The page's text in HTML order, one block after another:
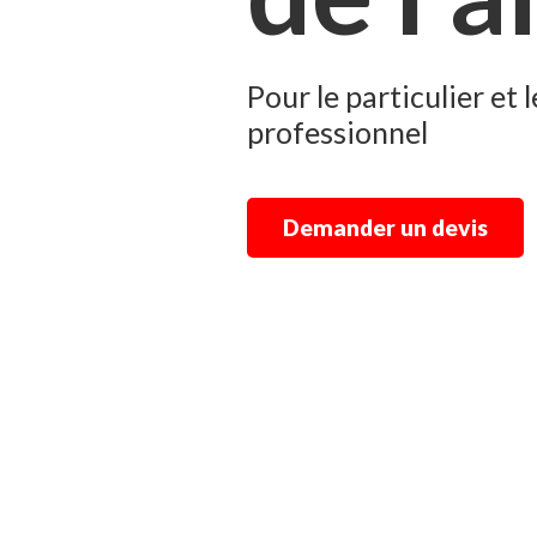
Pour le particulier et
professionnel
Demander un devis